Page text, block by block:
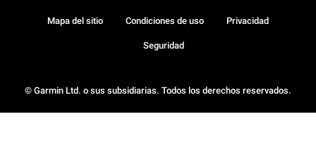
© Garmin Ltd. o sus subsidiarias. Todos los derechos reservados.
Mapa del sitio Condiciones de uso Privacidad
Seguridad